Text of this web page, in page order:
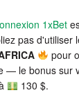
1xBet
pas d'utiliser
pour
— le bonus sur
130 $.